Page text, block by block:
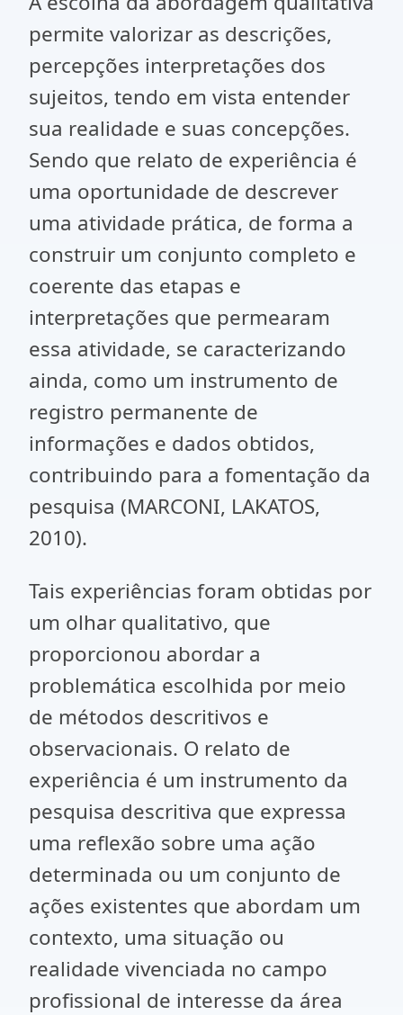
permite valorizar as descrições,
percepções interpretações dos
sujeitos, tendo em vista entender
sua realidade e suas concepções.
Sendo que relato de experiência é
uma oportunidade de descrever
uma atividade prática, de forma a
construir um conjunto completo e
coerente das etapas e
interpretações que permearam
essa atividade, se caracterizando
ainda, como um instrumento de
registro permanente de
informações e dados obtidos,
contribuindo para a fomentação da
pesquisa (MARCONI, LAKATOS,
2010).
Tais experiências foram obtidas por
um olhar qualitativo, que
proporcionou abordar a
problemática escolhida por meio
de métodos descritivos e
observacionais. O relato de
experiência é um instrumento da
pesquisa descritiva que expressa
uma reflexão sobre uma ação
determinada ou um conjunto de
ações existentes que abordam um
contexto, uma situação ou
realidade vivenciada no campo
profissional de interesse da área